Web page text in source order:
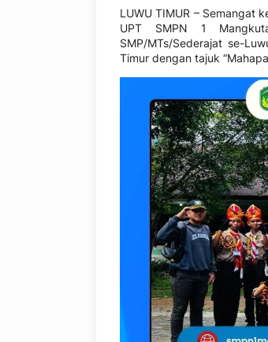
LUWU TIMUR – Semangat
UPT SMPN 1
SMP/MTs/Sederajat se-
Timur dengan tajuk